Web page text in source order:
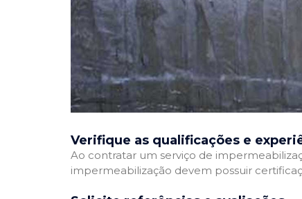
Verifique as qualificações e
Ao contratar um serviço de
impermeabilização devem possuir